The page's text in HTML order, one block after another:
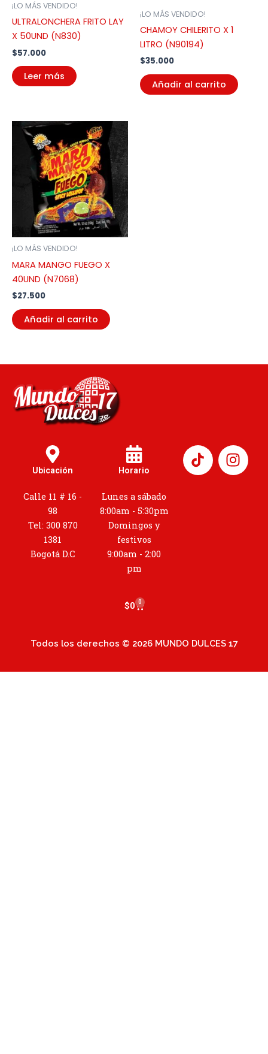
¡LO MÁS VENDIDO!
ULTRALONCHERA FRITO LAY
X 50UND (N830)
$57.000
Leer más
¡LO MÁS VENDIDO!
CHAMOY CHILERITO X 1
LITRO (N90194)
$35.000
Añadir al carrito
¡LO MÁS VENDIDO!
MARA MANGO FUEGO X
40UND (N7068)
$27.500
Añadir al carrito
Ubicación
Calle 11 # 16 -
98
Tel: 300 870
1381
Bogotá D.C
Horario
Lunes a sábado
8:00am - 5:30pm
Domingos y
festivos
9:00am - 2:00
pm
I
n
s
$0 0
Cart
Todos los derechos © 2026 MUNDO DULCES 17